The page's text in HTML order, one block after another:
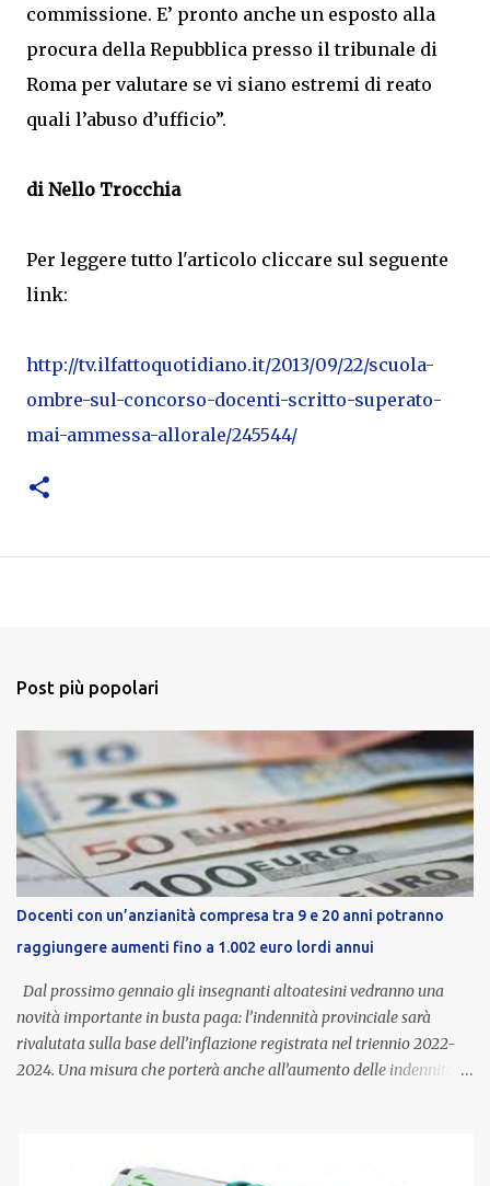
commissione. E’ pronto anche un esposto alla
procura della Repubblica presso il tribunale di
Roma per valutare se vi siano estremi di reato
quali l’abuso d’ufficio”.
di Nello Trocchia
Per leggere tutto l'articolo cliccare sul seguente
link:
http://tv.ilfattoquotidiano.it/2013/09/22/scuola-
ombre-sul-concorso-docenti-scritto-superato-
mai-ammessa-allorale/245544/
Post più popolari
Docenti con un’anzianità compresa tra 9 e 20 anni potranno
raggiungere aumenti fino a 1.002 euro lordi annui
Dal prossimo gennaio gli insegnanti altoatesini vedranno una
novità importante in busta paga: l’indennità provinciale sarà
rivalutata sulla base dell’inflazione registrata nel triennio 2022-
2024. Una misura che porterà anche all’aumento delle indennità di
dedicato alle donne vittime di violenza di genere, in linea con la